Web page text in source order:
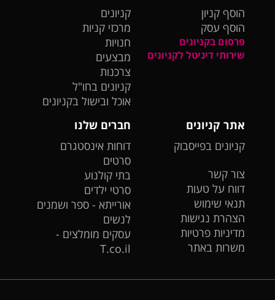
הוסף קניון
הוסף עסק
פרסום בקניונים
שירותי דיגיטל לקניונים
קניונים
מרכזי קניות
חנויות
מבצעים
צרכנות
קניונים בחו"ל
אוכל ובישול בקניונים
אתר קניונים
קניונים בפייסבוק
צור קשר
דווח על טעות
תנאי שימוש
הצהרת נגישות
מדיניות פרטיות
משרות באתר
חברים שלנו
דוחות אינסטגרם
סרטים
בתי קולנוע
סרטי ילדים
אורייתא - ספר ושמנים
לנשים
עסקים מומלצים -
T.co.il